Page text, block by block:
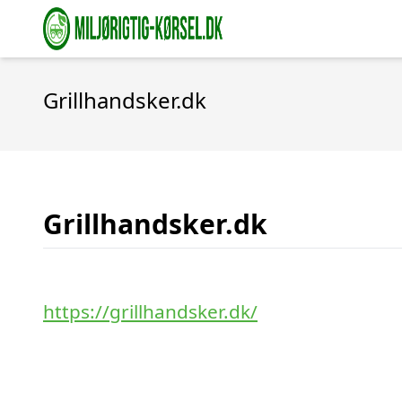
Grillhandsker.dk
Grillhandsker.dk
https://grillhandsker.dk/